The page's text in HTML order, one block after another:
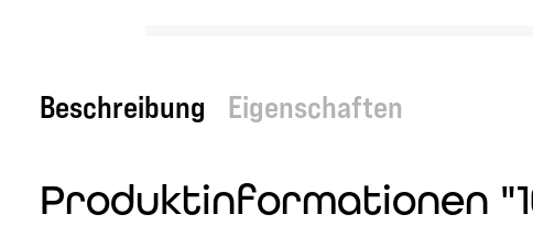
Beschreibung Eigenschaften
Produktinformationen